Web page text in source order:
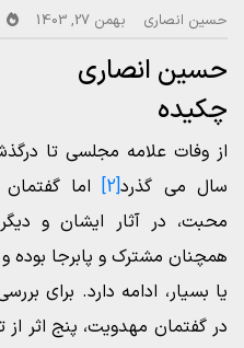
حسین انصاری بهمن 27, 1403
حسین انصاری
چکیده
سال می گذرد[2] اما
محبت، در آثار ایشان و
همچنان مشترک و پابرجا بوده و
یا بسیار، ادامه دارد. برای
در گفتمان مهدویت، پنج اثر